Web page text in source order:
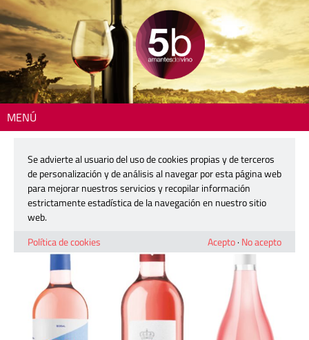
MENÚ
verano
Trío de ases rosados de Coviñas: los
reyes del verano
22 julio, 2023
Se advierte al usuario del uso de cookies propias y de terceros
de personalización y de análisis al navegar por esta página web
para mejorar nuestros servicios y recopilar información
estrictamente estadística de la navegación en nuestro sitio
web.
Política de cookies
Acepto· No acepto